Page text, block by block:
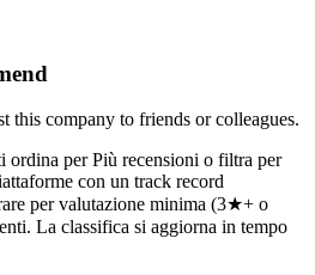
this company to friends or colleagues.
ordina per Più recensioni o filtra per
con un track record
per valutazione minima (3★+ o
La classifica si aggiorna in tempo